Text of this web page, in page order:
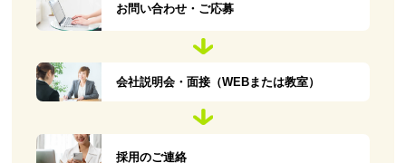
お問い合わせ・ご応募
会社説明会・面接（WEBまたは教室）
採用のご連絡